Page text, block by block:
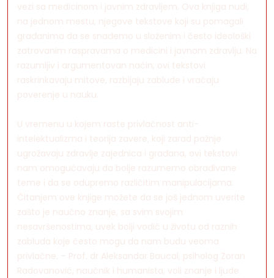
vezi sa medicinom i javnim zdravljem. Ova knjiga nudi,
na jednom mestu, njegove tekstove koji su pomagali
građanima da se snađemo u složenim i često ideološki
zatrovanim raspravama o medicini i javnom zdravlju. Na
razumljiv i argumentovan način, ovi tekstovi
raskrinkavaju mitove, razbijaju zablude i vraćaju
poverenje u nauku.
U vremenu u kojem raste privlačnost anti-
intelektualizma i teorija zavere, koji zarad pažnje
ugrožavaju zdravlje zajednica i građana, ovi tekstovi
nam omogućavaju da bolje razumemo obrađivane
teme i da se odupremo različitim manipulacijama.
Čitanjem ove knjige možete da se još jednom uverite
zašto je naučno znanje, sa svim svojim
nesavršenostima, uvek bolji vodič u životu od raznih
zabluda koje često mogu da nam budu veoma
privlačne. – Prof. dr Aleksandar Baucal, psiholog Zoran
Radovanović, naučnik i humanista, voli znanje i ljude.